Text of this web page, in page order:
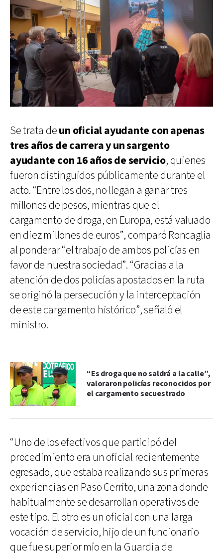
Se trata deun oficial ayudante con apenas
tres años de carrera y un sargento
ayudante con 16 años de servicio, quienes
fueron distinguidos públicamente durante el
acto. “Entre los dos, no llegan a ganar tres
millones de pesos, mientras que el
cargamento de droga, en Europa, está valuado
en diez millones de euros”, comparó Roncaglia
al ponderar “el trabajo de ambos policías en
favor de nuestra sociedad”. “Gracias a la
atención de dos policías apostados en la ruta
se originó la persecución y la interceptación
de este cargamento histórico”, señaló el
ministro.
“Es droga que no saldrá a la calle”,
valoraron policías reconocidos por
el cargamento secuestrado
“Uno de los efectivos que participó del
procedimiento era un oficial recientemente
egresado, que estaba realizando sus primeras
experiencias en Paso Cerrito, una zona donde
habitualmente se desarrollan operativos de
este tipo. El otro es un oficial con una larga
vocación de servicio, hijo de un funcionario
que fue superior mío en la Guardia de